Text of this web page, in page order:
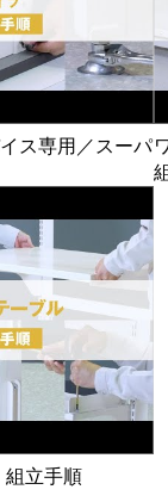
ス専用／スーパ
立手順